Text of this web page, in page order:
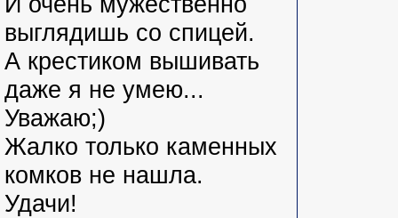
выглядишь со спицей.
А крестиком вышивать
даже я не умею...
Уважаю;)
Жалко только каменных
комков не нашла.
Удачи!